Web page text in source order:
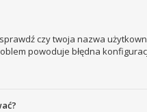
czy twoja nazwa
powoduje błędna